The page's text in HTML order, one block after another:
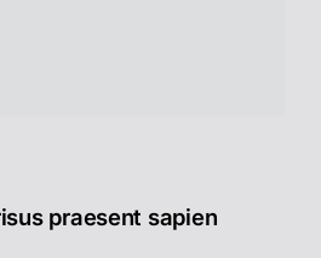
praesent sapien